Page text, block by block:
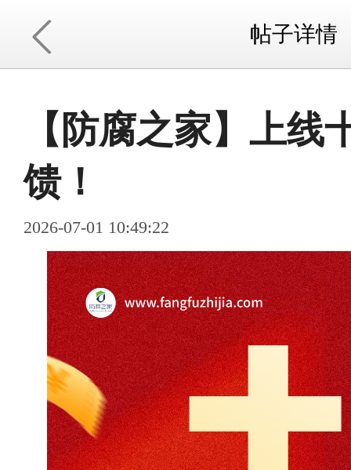
帖子详情
【防腐之家】上线
馈！
2026-07-01 10:49:22